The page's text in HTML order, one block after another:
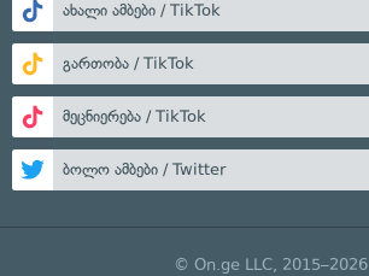
ახალი ამბები / TikTok
გართობა / TikTok
მეცნიერება / TikTok
ბოლო ამბები / Twitter
© On.ge LLC, 2015–2026